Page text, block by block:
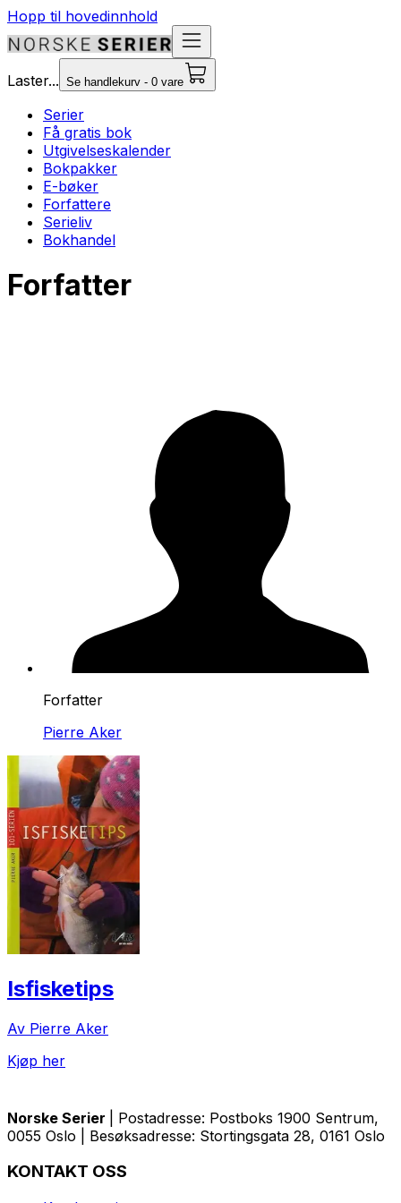
Hopp til hovedinnhold
Laster... Se handlekurv - 0 vare
Serier
Få gratis bok
Utgivelseskalender
Bokpakker
E-bøker
Forfattere
Serieliv
Bokhandel
Forfatter
Forfatter
Pierre Aker
Isfisketips
Av Pierre Aker
Kjøp her
Norske Serier
| Postadresse: Postboks 1900 Sentrum,
0055 Oslo | Besøksadresse: Stortingsgata 28, 0161 Oslo
KONTAKT OSS